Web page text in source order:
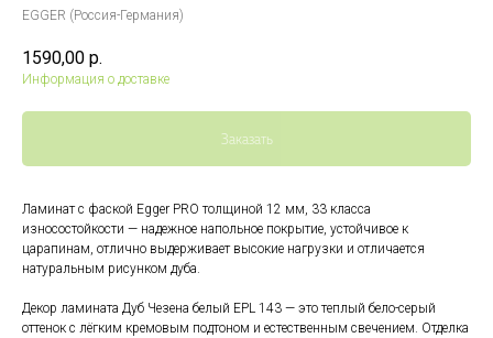
EGGER (Россия-Германия)
1590,00 р.
Информация о доставке
Заказать
Ламинат с фаской Egger PRO толщиной 12 мм, 33 класса
износостойкости — надежное напольное покрытие, устойчивое к
царапинам, отлично выдерживает высокие нагрузки и отличается
натуральным рисунком дуба.
Декор ламината Дуб Чезена белый EPL 143 — это теплый бело-серый
оттенок с лёгким кремовым подтоном и естественным свечением. Отделка